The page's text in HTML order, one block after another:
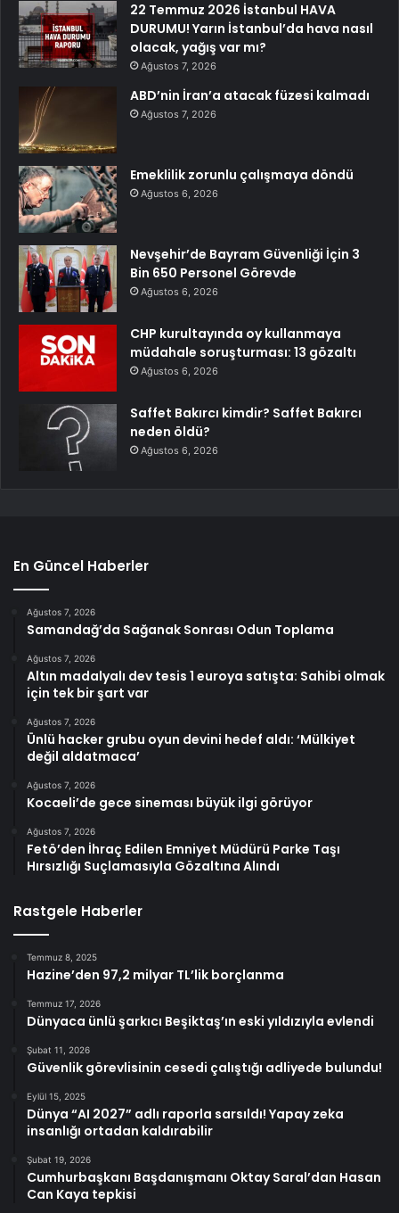
22 Temmuz 2026 İstanbul HAVA
DURUMU! Yarın İstanbul’da hava nasıl
olacak, yağış var mı?
Ağustos 7, 2026
ABD’nin İran’a atacak füzesi kalmadı
Ağustos 7, 2026
Emeklilik zorunlu çalışmaya döndü
Ağustos 6, 2026
Nevşehir’de Bayram Güvenliği İçin 3
Bin 650 Personel Görevde
Ağustos 6, 2026
CHP kurultayında oy kullanmaya
müdahale soruşturması: 13 gözaltı
Ağustos 6, 2026
Saffet Bakırcı kimdir? Saffet Bakırcı
neden öldü?
Ağustos 6, 2026
En Güncel Haberler
Ağustos 7, 2026
Samandağ’da Sağanak Sonrası Odun Toplama
Ağustos 7, 2026
Altın madalyalı dev tesis 1 euroya satışta: Sahibi olmak
için tek bir şart var
Ağustos 7, 2026
Ünlü hacker grubu oyun devini hedef aldı: ‘Mülkiyet
değil aldatmaca’
Ağustos 7, 2026
Kocaeli’de gece sineması büyük ilgi görüyor
Ağustos 7, 2026
Fetö’den İhraç Edilen Emniyet Müdürü Parke Taşı
Hırsızlığı Suçlamasıyla Gözaltına Alındı
Rastgele Haberler
Temmuz 8, 2025
Hazine’den 97,2 milyar TL’lik borçlanma
Temmuz 17, 2026
Dünyaca ünlü şarkıcı Beşiktaş’ın eski yıldızıyla evlendi
Şubat 11, 2026
Güvenlik görevlisinin cesedi çalıştığı adliyede bulundu!
Eylül 15, 2025
Dünya “AI 2027” adlı raporla sarsıldı! Yapay zeka
insanlığı ortadan kaldırabilir
Şubat 19, 2026
Cumhurbaşkanı Başdanışmanı Oktay Saral’dan Hasan
Can Kaya tepkisi